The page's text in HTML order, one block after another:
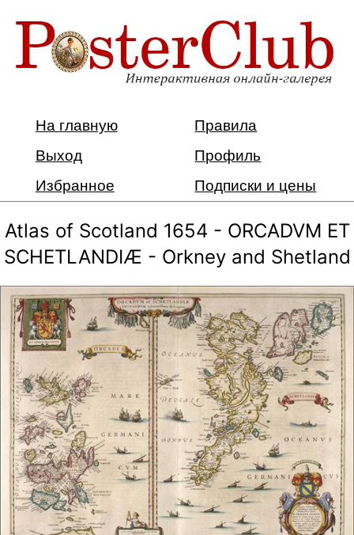
На главную
Правила
Выход
Профиль
Избранное
Подписки и цены
Atlas of Scotland 1654 - ORCADVM ET
SCHETLANDIÆ - Orkney and Shetland